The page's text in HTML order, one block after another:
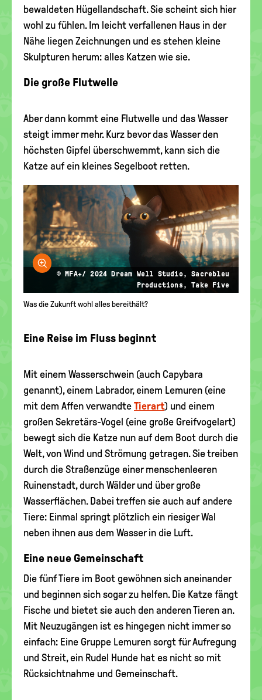
bewaldeten Hügellandschaft. Sie scheint sich hier
wohl zu fühlen. Im leicht verfallenen Haus in der
Nähe liegen Zeichnungen und es stehen kleine
Skulpturen herum: alles Katzen wie sie.
Die große Flutwelle
Aber dann kommt eine Flutwelle und das Wasser
steigt immer mehr. Kurz bevor das Wasser den
höchsten Gipfel überschwemmt, kann sich die
Katze auf ein kleines Segelboot retten.
Bild vergrößern
© MFA+/ 2024 Dream Well Studio, Sacrebleu
Productions, Take Five
Was die Zukunft wohl alles bereithält?
Eine Reise im Fluss beginnt
Mit einem Wasserschwein (auch Capybara
genannt), einem Labrador, einem Lemuren (eine
mit dem Affen verwandte Tierart) und einem
großen Sekretärs-Vogel (eine große Greifvogelart)
bewegt sich die Katze nun auf dem Boot durch die
Welt, von Wind und Strömung getragen. Sie treiben
durch die Straßenzüge einer menschenleeren
Ruinenstadt, durch Wälder und über große
Wasserflächen. Dabei treffen sie auch auf andere
Tiere: Einmal springt plötzlich ein riesiger Wal
neben ihnen aus dem Wasser in die Luft.
Eine neue Gemeinschaft
Die fünf Tiere im Boot gewöhnen sich aneinander
und beginnen sich sogar zu helfen. Die Katze fängt
Fische und bietet sie auch den anderen Tieren an.
Mit Neuzugängen ist es hingegen nicht immer so
einfach: Eine Gruppe Lemuren sorgt für Aufregung
und Streit, ein Rudel Hunde hat es nicht so mit
Rücksichtnahme und Gemeinschaft.